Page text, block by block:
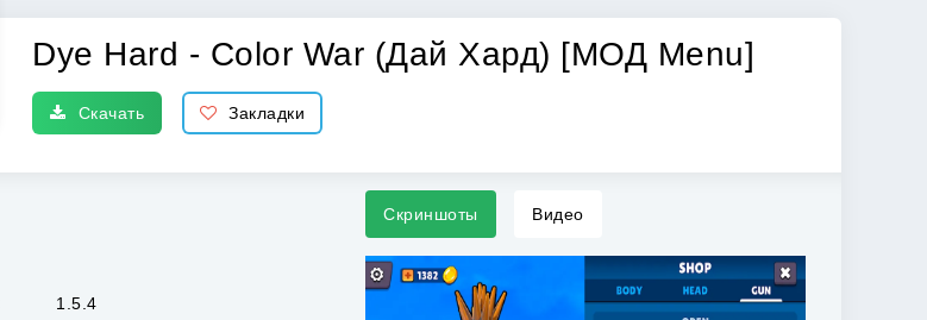
Dye Hard - Color War (Дай Хард) [МОД Menu]
Скачать Закладки
1.5.4
Скриншоты Видео